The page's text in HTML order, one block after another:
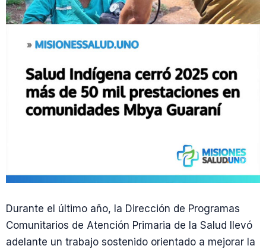
Durante el último año, la Dirección de Programas
Comunitarios de Atención Primaria de la Salud llevó
adelante un trabajo sostenido orientado a mejorar la